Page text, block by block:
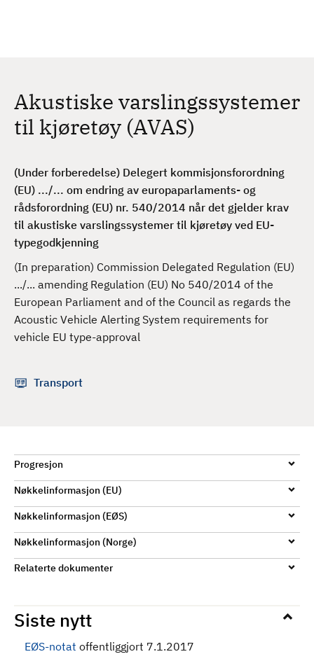
Akustiske varslingssystemer
til kjøretøy (AVAS)
(Under forberedelse) Delegert kommisjonsforordning
(EU) .../... om endring av europaparlaments- og
rådsforordning (EU) nr. 540/2014 når det gjelder krav
til akustiske varslingssystemer til kjøretøy ved EU-
typegodkjenning
(In preparation) Commission Delegated Regulation (EU)
.../... amending Regulation (EU) No 540/2014 of the
European Parliament and of the Council as regards the
Acoustic Vehicle Alerting System requirements for
vehicle EU type-approval
Transport
Progresjon
Nøkkelinformasjon (EU)
Nøkkelinformasjon (EØS)
Nøkkelinformasjon (Norge)
Relaterte dokumenter
Siste nytt
EØS-notat offentliggjort 7.1.2017